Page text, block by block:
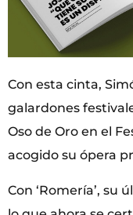
Con esta cinta,
galardones
Oso de Oro en el
acogido su ópera
Con ‘Romería’, su